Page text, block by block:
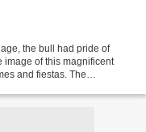
the bull had pride of
image of this magnificent
and fiestas. The